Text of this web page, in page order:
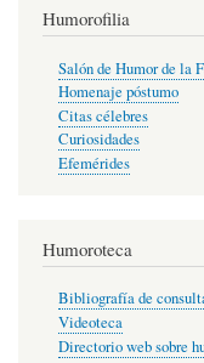
Humorofilia
Salón de Humor de la
Homenaje póstumo
Citas célebres
Curiosidades
Efemérides
Humoroteca
Bibliografía de
Videoteca
Directorio web sobre